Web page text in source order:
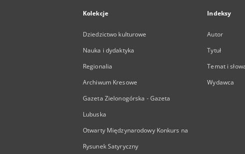
Kolekcje
Dziedzictwo kulturowe
Nauka i dydaktyka
Regionalia
Archiwum Kresowe
Gazeta Zielonogórska - Gazeta
Lubuska
Otwarty Międzynarodowy Konkurs na
Rysunek Satyryczny
Indeksy
Autor
Tytuł
Temat i
Wydawca